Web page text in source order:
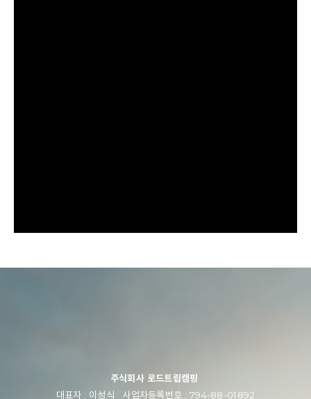
주식회사 로드트립캠핑
대표자 : 이성식 사업자등록번호 : 794-88-01892